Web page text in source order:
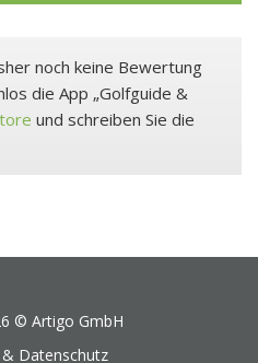
noch keine Bewertung
die App „Golfguide &
und schreiben Sie die
© Artigo GmbH
Datenschutz